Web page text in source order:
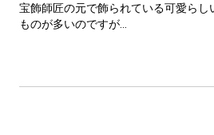
宝飾師匠の元で飾られている可愛ら
ものが多いのですが...